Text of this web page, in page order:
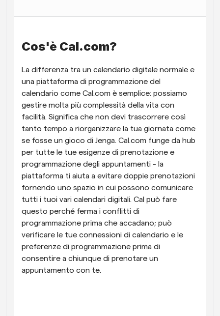
supportate dall'IA
Flussi di lavoro
Blog
Riunioni Instantanee
Incontrare i clienti in pochi minuti
Link di Gruppo Dinamico
Prenota senza sforzo riunioni con più persone
Webhook
Ricevi una notifica quando succede qualcosa
Cos'è Cal.com?
La differenza tra un calendario digitale normale e
una piattaforma di programmazione del
calendario come Cal.com è semplice: possiamo
gestire molta più complessità della vita con
facilità. Significa che non devi trascorrere così
tanto tempo a riorganizzare la tua giornata come
se fosse un gioco di Jenga. Cal.com funge da hub
per tutte le tue esigenze di prenotazione e
programmazione degli appuntamenti - la
piattaforma ti aiuta a evitare doppie prenotazioni
fornendo uno spazio in cui possono comunicare
tutti i tuoi vari calendari digitali. Cal può fare
questo perché ferma i conflitti di
programmazione prima che accadano; può
verificare le tue connessioni di calendario e le
preferenze di programmazione prima di
consentire a chiunque di prenotare un
appuntamento con te.